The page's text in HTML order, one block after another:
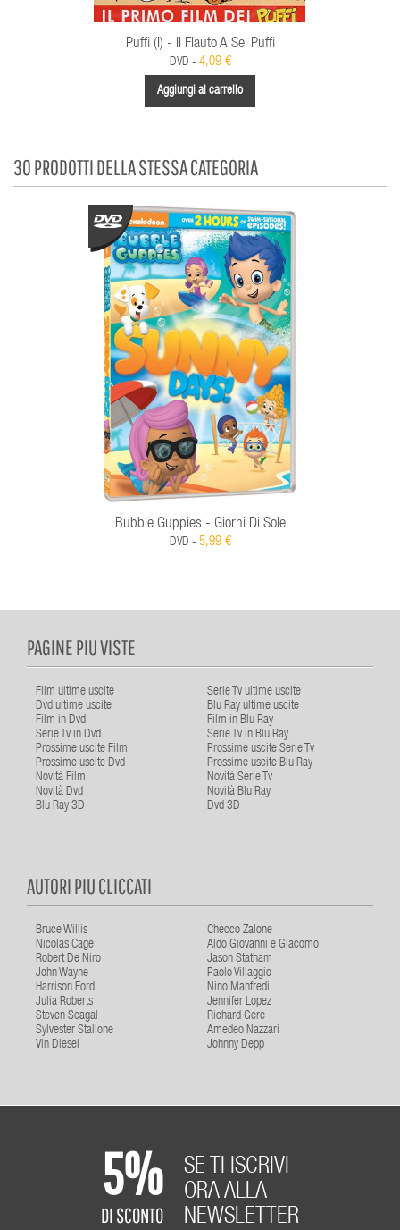
Puffi (I) - Il Flauto A Sei Puffi
DVD - 4,09 €
Aggiungi al carrello
30 PRODOTTI DELLA STESSA CATEGORIA
Bubble Guppies - Giorni Di Sole
DVD - 5,99 €
PAGINE PIU VISTE
Film ultime uscite
Serie Tv ultime uscite
Dvd ultime uscite
Blu Ray ultime uscite
Film in Dvd
Film in Blu Ray
Serie Tv in Dvd
Serie Tv in Blu Ray
Prossime uscite Film
Prossime uscite Serie Tv
Prossime uscite Dvd
Prossime uscite Blu Ray
Novità Film
Novità Serie Tv
Novità Dvd
Novità Blu Ray
Blu Ray 3D
Dvd 3D
AUTORI PIU CLICCATI
Bruce Willis
Checco Zalone
Nicolas Cage
Aldo Giovanni e Giacomo
Robert De Niro
Jason Statham
John Wayne
Paolo Villaggio
Harrison Ford
Nino Manfredi
Julia Roberts
Jennifer Lopez
Steven Seagal
Richard Gere
Sylvester Stallone
Amedeo Nazzari
Vin Diesel
Johnny Depp
5%
DI SCONTO
SE TI ISCRIVI
ORA ALLA
NEWSLETTER